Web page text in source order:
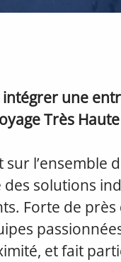
intégrer une
Très
sur l’ensemble
des solutions
Forte de
et fait